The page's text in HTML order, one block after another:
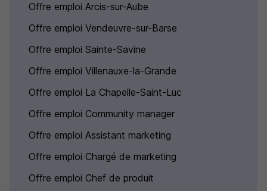
Offre emploi Arcis-sur-Aube
Offre emploi Vendeuvre-sur-Barse
Offre emploi Sainte-Savine
Offre emploi Villenauxe-la-Grande
Offre emploi La Chapelle-Saint-Luc
Offre emploi Community manager
Offre emploi Assistant marketing
Offre emploi Chargé de marketing
Offre emploi Chef de produit